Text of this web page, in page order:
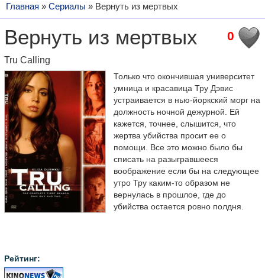
Главная » Сериалы » Вернуть из мертвых
0
Вернуть из мертвых
Tru Calling
Рейтинг:
Только что окончившая университет
умница и красавица Тру Дэвис
устраивается в нью-йоркский морг на
должность ночной дежурной. Ей
кажется, точнее, слышится, что
жертва убийства просит ее о
помощи. Все это можно было бы
списать на разыгравшееся
воображение если бы на следующее
утро Тру каким-то образом не
вернулась в прошлое, где до
убийства остается ровно полдня.